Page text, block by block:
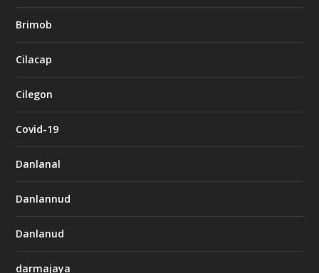
Brimob
Cilacap
Cilegon
Covid-19
Danlanal
Danlannud
Danlanud
darmajaya